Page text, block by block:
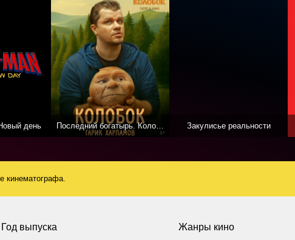
день Последний богатырь. Колобок Закулисье реальности
кинематографа.
Год выпуска Жанры кино